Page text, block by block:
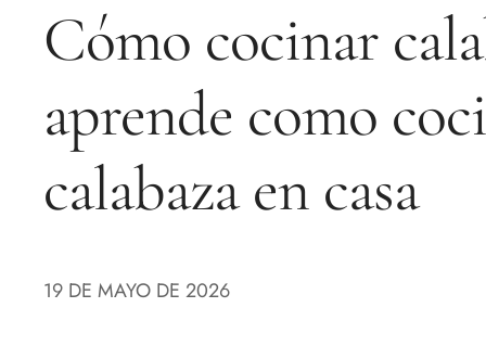
Cómo cocinar
aprende como
calabaza en casa
19 DE MAYO DE 2026